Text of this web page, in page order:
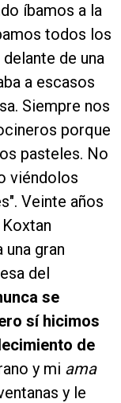
íbamos a la
todos los
de una
a escasos
Siempre nos
porque
pasteles. No
viéndolos
Veinte años
gran
del
se
sí hicimos
de
y mi ama
y le